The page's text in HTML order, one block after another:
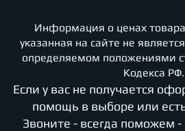
Информация о ценах
указанная на сайте не
определяемом положениями
Кодекса РФ.
Если у вас не получается
помощь в выборе или
Звоните - всегда поможем -